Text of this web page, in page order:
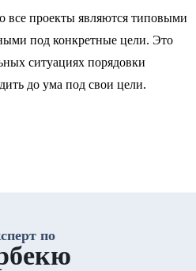
все проекты являются типовыми
под конкретные цели. Это
ситуациях порядовки
до ума под свои цели.
по